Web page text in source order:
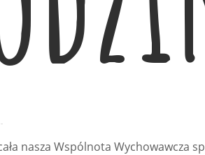
nasza Wspólnota Wychowawcza